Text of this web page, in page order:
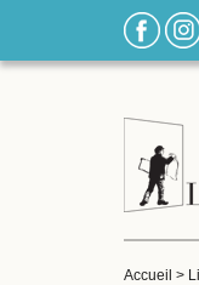
Accueil >